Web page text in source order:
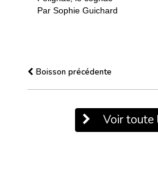
Par Sophie Guichard
Boisson précédente
Voir toute